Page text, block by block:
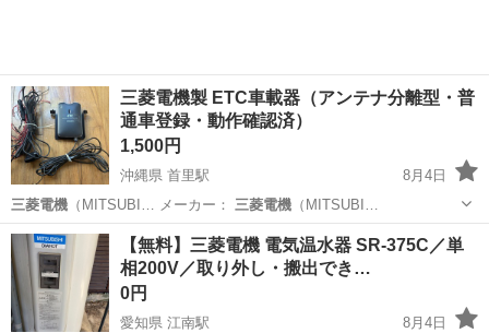
三菱電機製 ETC車載器（アンテナ分離型・普
通車登録・動作確認済）
1,500円
沖縄県 首里駅
8月4日
三菱電機
（MITSUBI… メーカー： 三菱電機（MITSUBI…
沖縄 南城市 首里駅 ETC
【無料】三菱電機 電気温水器 SR-375C／単
相200V／取り外し・搬出でき…
0円
愛知県 江南駅
8月4日